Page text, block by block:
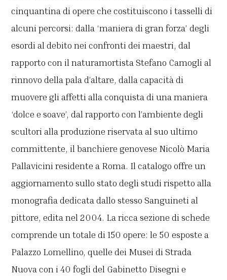
cinquantina di opere che costituiscono i tasselli di
alcuni percorsi: dalla ‘maniera di gran forza’ degli
esordi al debito nei confronti dei maestri, dal
rapporto con il naturamortista Stefano Camogli al
rinnovo della pala d’altare, dalla capacità di
muovere gli affetti alla conquista di una maniera
‘dolce e soave’, dal rapporto con l’ambiente degli
scultori alla produzione riservata al suo ultimo
committente, il banchiere genovese Nicolò Maria
Pallavicini residente a Roma. Il catalogo offre un
aggiornamento sullo stato degli studi rispetto alla
monografia dedicata dallo stesso Sanguineti al
pittore, edita nel 2004. La ricca sezione di schede
comprende un totale di 150 opere: le 50 esposte a
Palazzo Lomellino, quelle dei Musei di Strada
Nuova con i 40 fogli del Gabinetto Disegni e